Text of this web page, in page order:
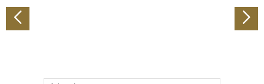
Partner führen diese Informationen möglicherweise mit
weiteren Daten zusammen, die Sie ihnen bereitgestellt